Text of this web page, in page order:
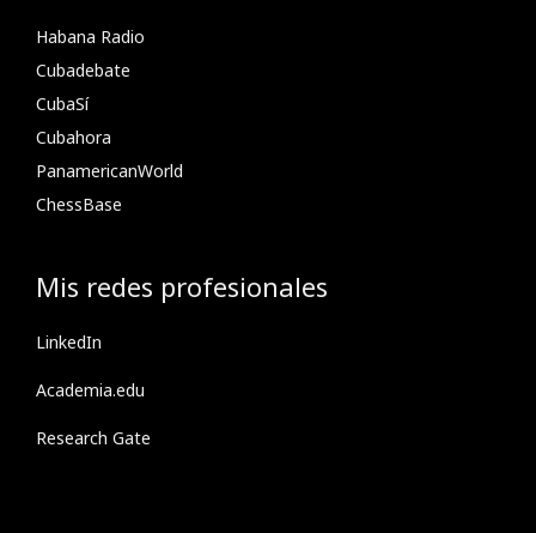
Habana Radio
Cubadebate
CubaSí
Cubahora
PanamericanWorld
ChessBase
Mis redes profesionales
LinkedIn
Academia.edu
Research Gate